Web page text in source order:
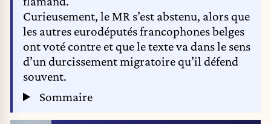
Curieusement, le MR s’est abstenu, alors que
les autres eurodéputés francophones belges
ont voté contre et que le texte va dans le sens
d’un durcissement migratoire qu’il défend
souvent.
Sommaire